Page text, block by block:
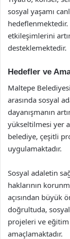
sosyal yaşamı
etkileşimlerini
desteklemektedir.
Hedefler ve
Maltepe
arasında sosyal
dayanışmanın
yükseltilmesi yer
belediye, çeşitli
uygulamaktadır.
Sosyal adaletin
haklarının
açısından büyük
doğrultuda, sosyal
projeleri ve
amaçlamaktadır.